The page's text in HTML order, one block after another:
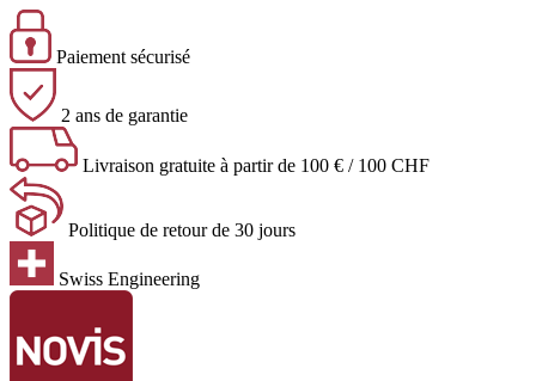
Paiement sécurisé
2 ans de garantie
Livraison gratuite à partir de 100 € / 100 CHF
Politique de retour de 30 jours
Swiss Engineering